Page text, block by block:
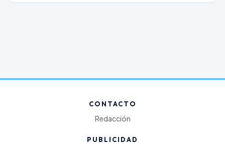
CONTACTO
Redacción
PUBLICIDAD